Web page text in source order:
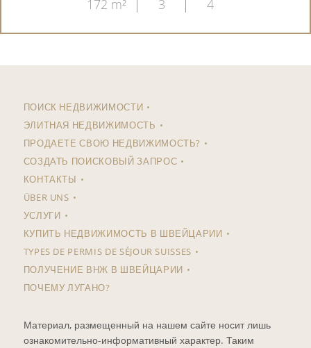
172 m² 3 4
ПОИСК НЕДВИЖИМОСТИ
ЭЛИТНАЯ НЕДВИЖИМОСТЬ
ПРОДАЕТЕ СВОЮ НЕДВИЖИМОСТЬ?
СОЗДАТЬ ПОИСКОВЫЙ ЗАПРОС
КОНТАКТЫ
ÜBER UNS
УСЛУГИ
КУПИТЬ НЕДВИЖИМОСТЬ В ШВЕЙЦАРИИ
TYPES DE PERMIS DE SÉJOUR SUISSES
ПОЛУЧЕНИЕ ВНЖ В ШВЕЙЦАРИИ
ПОЧЕМУ ЛУГАНО?
Материал, размещенный на нашем сайте носит лишь
ознакомительно-информативный характер. Таким